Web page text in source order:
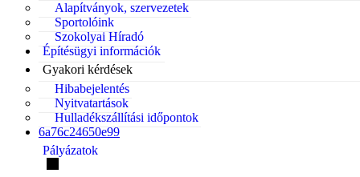
Alapítványok, szervezetek
Sportolóink
Szokolyai Híradó
Építésügyi információk
Gyakori kérdések
Hibabejelentés
Nyitvatartások
Hulladékszállítási időpontok
6a76c24650e99
Pályázatok